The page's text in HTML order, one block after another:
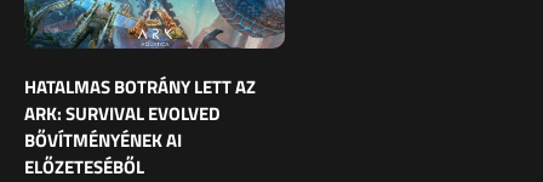
HATALMAS BOTRÁNY LETT AZ
ARK: SURVIVAL EVOLVED
BŐVÍTMÉNYÉNEK AI
ELŐZETESÉBŐL